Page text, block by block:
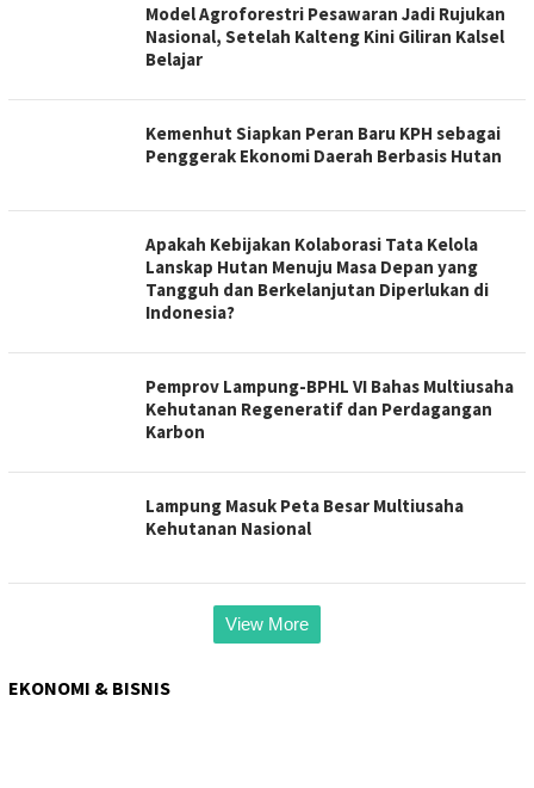
Model Agroforestri Pesawaran Jadi Rujukan
Nasional, Setelah Kalteng Kini Giliran Kalsel
Belajar
Kemenhut Siapkan Peran Baru KPH sebagai
Penggerak Ekonomi Daerah Berbasis Hutan
Apakah Kebijakan Kolaborasi Tata Kelola
Lanskap Hutan Menuju Masa Depan yang
Tangguh dan Berkelanjutan Diperlukan di
Indonesia?
Pemprov Lampung-BPHL VI Bahas Multiusaha
Kehutanan Regeneratif dan Perdagangan
Karbon
Lampung Masuk Peta Besar Multiusaha
Kehutanan Nasional
View More
EKONOMI & BISNIS